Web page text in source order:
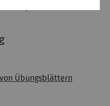
Übungsblättern